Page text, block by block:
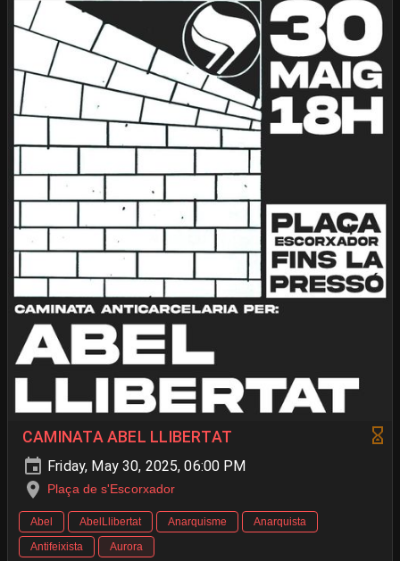
CAMINATA ABEL LLIBERTAT
Friday, May 30, 2025, 06:00 PM
Plaça de s'Escorxador
Abel AbelLlibertat Anarquisme
Anarquista
Antifeixista
Aurora